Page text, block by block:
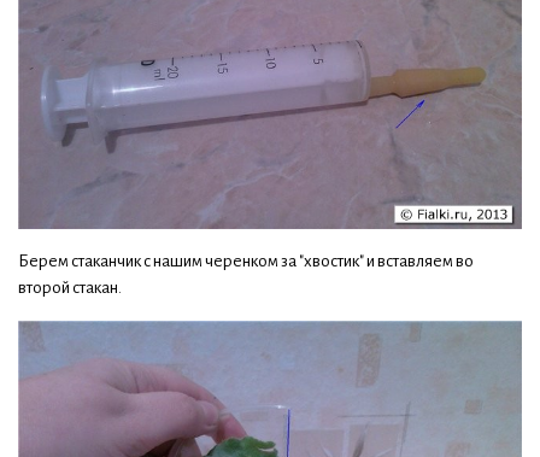
Берем стаканчик с нашим черенком за "хвостик" и вставляем во
второй стакан.